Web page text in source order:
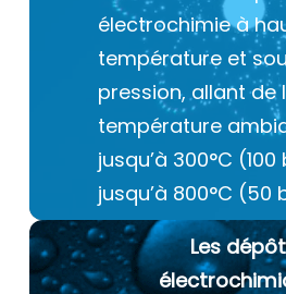
électrochimie à
température et
pression, allant de
température
jusqu’à 300°C
jusqu’à 800°C (50
Les